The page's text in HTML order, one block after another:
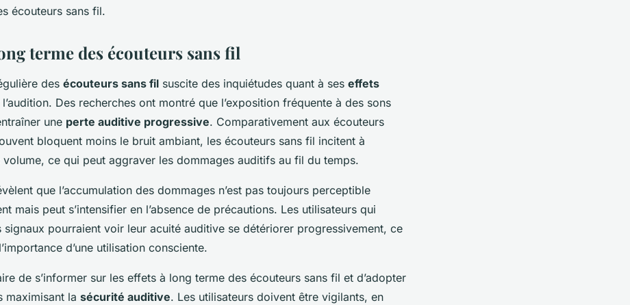
écouteurs sans fil.
terme des écouteurs sans fil
des écouteurs sans fil suscite des inquiétudes quant à ses effets
l’audition. Des recherches ont montré que l’exposition fréquente à des sons
une perte auditive progressive. Comparativement aux écouteurs
bloquent moins le bruit ambiant, les écouteurs sans fil incitent à
volume, ce qui peut aggraver les dommages auditifs au fil du temps.
que l’accumulation des dommages n’est pas toujours perceptible
mais peut s’intensifier en l’absence de précautions. Les utilisateurs qui
signaux pourraient voir leur acuité auditive se détériorer progressivement, ce
d’une utilisation consciente.
de s’informer sur les effets à long terme des écouteurs sans fil et d’adopter
maximisant la sécurité auditive. Les utilisateurs doivent être vigilants, en